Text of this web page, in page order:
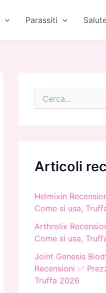
Parassiti
Articoli
Helmixin
Come si usa,
Arthrolix
Come si usa,
Joint Genesis
Recensioni ✅
Truffa 2026